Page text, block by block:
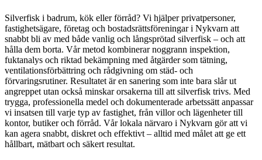
Silverfisk i badrum, kök eller förråd? Vi hjälper privatpersoner,
fastighetsägare, företag och bostadsrättsföreningar i Nykvarn att
snabbt bli av med både vanlig och långsprötad silverfisk – och att
hålla dem borta. Vår metod kombinerar noggrann inspektion,
fuktanalys och riktad bekämpning med åtgärder som tätning,
ventilationsförbättring och rådgivning om städ- och
förvaringsrutiner. Resultatet är en sanering som inte bara slår ut
angreppet utan också minskar orsakerna till att silverfisk trivs. Med
trygga, professionella medel och dokumenterade arbetssätt anpassar
vi insatsen till varje typ av fastighet, från villor och lägenheter till
kontor, butiker och förråd. Vår lokala närvaro i Nykvarn gör att vi
kan agera snabbt, diskret och effektivt – alltid med målet att ge ett
hållbart, mätbart och säkert resultat.